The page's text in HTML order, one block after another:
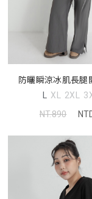
防曬瞬涼冰肌長腿
L XL 2XL
NT.890